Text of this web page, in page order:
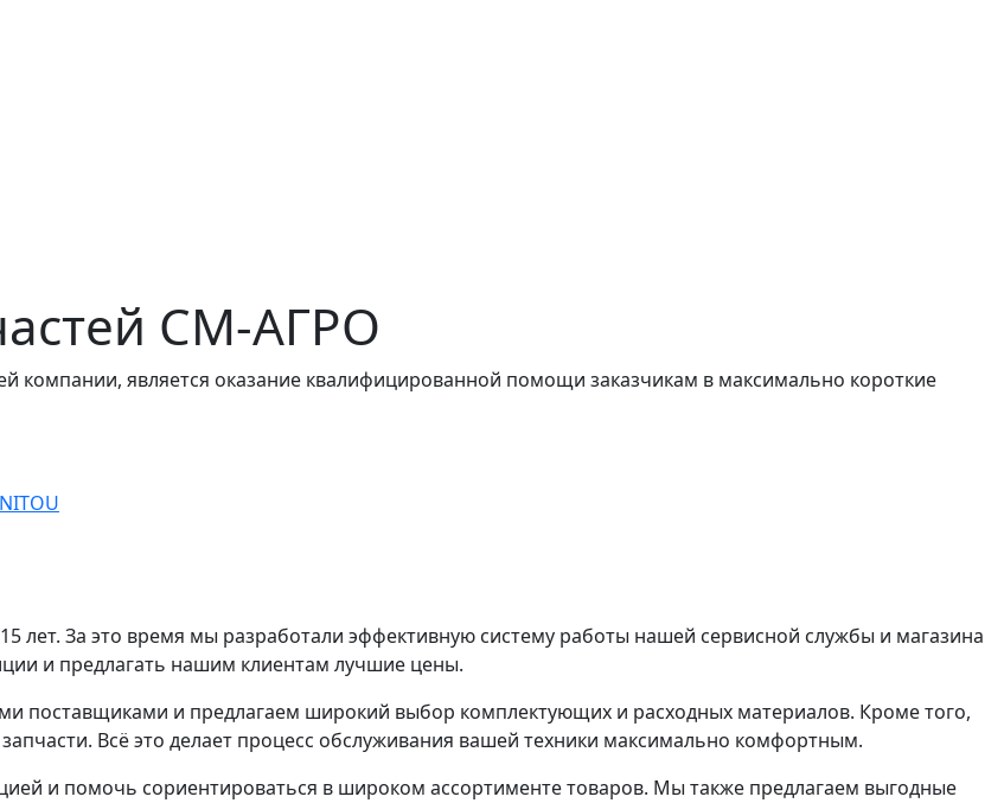
СМ-АГРО
компании, является оказание квалифицированной помощи заказчикам в максимально короткие
лет. За это время мы разработали эффективную систему работы нашей сервисной службы и магазина
и предлагать нашим клиентам лучшие цены.
поставщиками и предлагаем широкий выбор комплектующих и расходных материалов. Кроме того,
Всё это делает процесс обслуживания вашей техники максимально комфортным.
и помочь сориентироваться в широком ассортименте товаров. Мы также предлагаем выгодные